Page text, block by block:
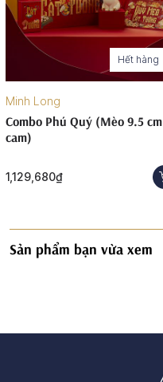
Hết hàng
Minh Long
Combo Phú Quý (Mèo 9.5 cm
cam)
1,129,680₫
Sản phẩm bạn vừa xem